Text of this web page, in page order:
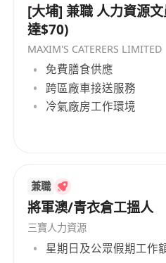
[大埔] 兼職 人力資源
達$70)
MAXIM'S CATERERS LIMITED
免費膳食供應
跨區廠車接送服務
冷氣廠房工作環境
兼職
將軍澳/青衣倉工搵人
三寶人力資源
星期日及公眾假期工作